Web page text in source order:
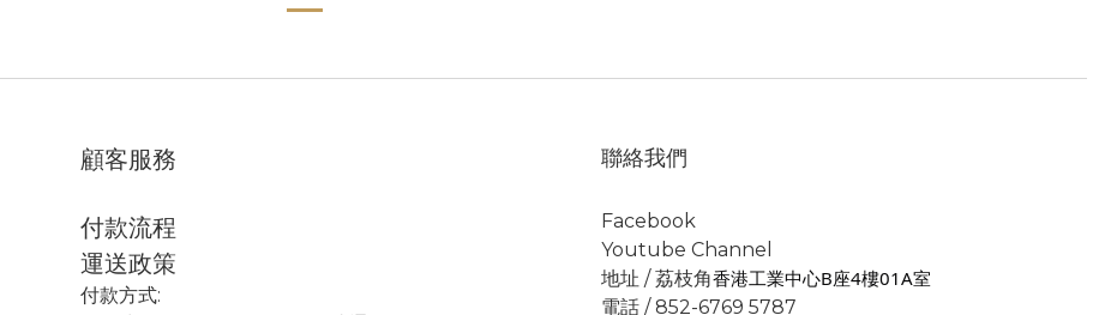
顧客服務
付款流程
運送政策
付款方式:
聯絡我們
Facebook
Youtube Channel
地址 / 荔枝角香港工業中心B座4樓01A室
電話 / 852-6769 5787